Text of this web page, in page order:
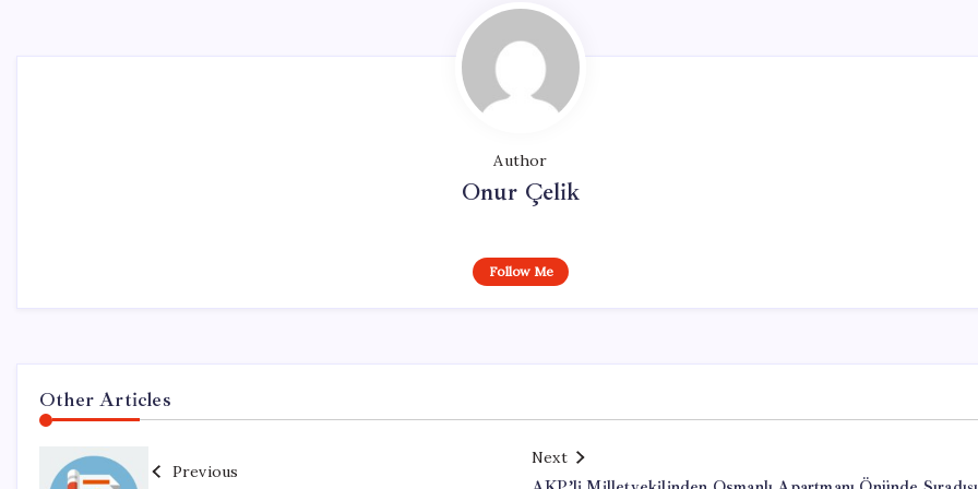
Author
Onur Çelik
Follow Me
Other Articles
Previous
Next